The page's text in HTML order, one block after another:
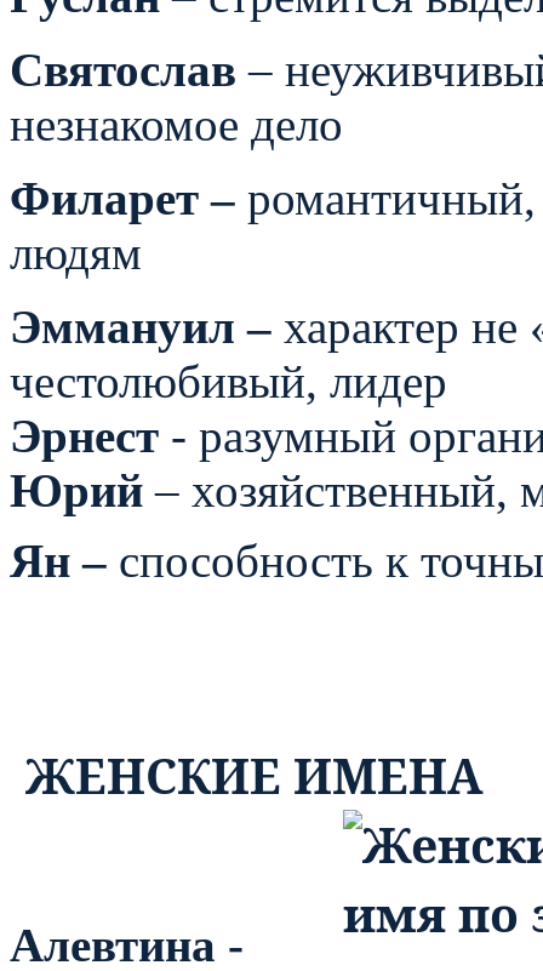
Святослав –
незнакомое дело
Филарет –
людям
Эммануил – характер
честолюбивый, лидер
Эрнест - разумный
Юрий – хозяйственный,
Ян – способность к
ЖЕНСКИЕ ИМЕНА
Алевтина -